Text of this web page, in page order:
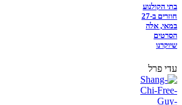
בתי הקולנוע
חוזרים ב-27
במאי, אלה
הסרטים
שיוקרנו
עדי פרל